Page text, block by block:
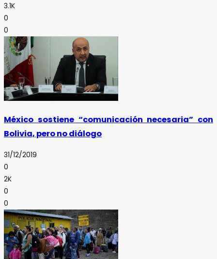
3.1K
0
0
México sostiene “comunicación necesaria” con
Bolivia, pero no diálogo
31/12/2019
0
2K
0
0